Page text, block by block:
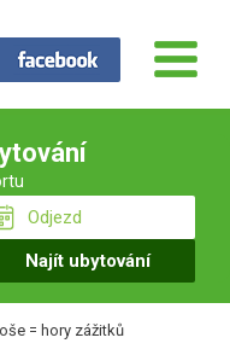
= hory zážitků